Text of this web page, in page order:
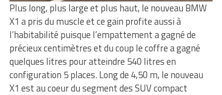
Plus long, plus large et plus haut, le nouveau BMW
X1 a pris du muscle et ce gain profite aussi à
l’habitabilité puisque l’empattement a gagné de
précieux centimètres et du coup le coffre a gagné
quelques litres pour atteindre 540 litres en
configuration 5 places. Long de 4,50 m, le nouveau
X1 est au coeur du segment des SUV compact